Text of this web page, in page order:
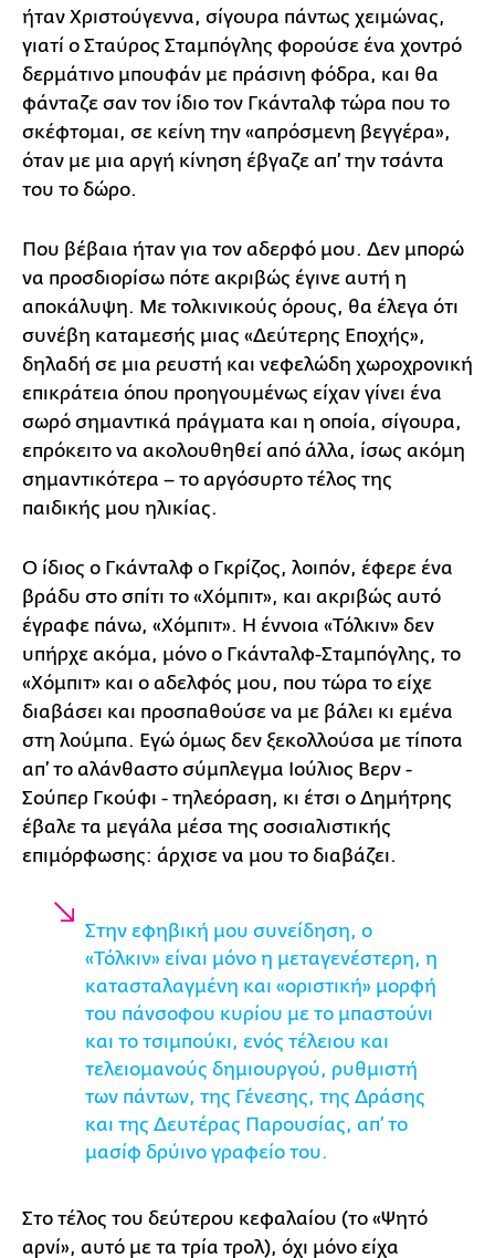
ήταν Χριστούγεννα, σίγουρα πάντως χειμώνας,
γιατί ο Σταύρος Σταμπόγλης φορούσε ένα χοντρό
δερμάτινο μπουφάν με πράσινη φόδρα, και θα
φάνταζε σαν τον ίδιο τον Γκάνταλφ τώρα που το
σκέφτομαι, σε κείνη την «απρόσμενη βεγγέρα»,
όταν με μια αργή κίνηση έβγαζε απ’ την τσάντα
του το δώρο.
Που βέβαια ήταν για τον αδερφό μου. Δεν μπορώ
να προσδιορίσω πότε ακριβώς έγινε αυτή η
αποκάλυψη. Με τολκινικούς όρους, θα έλεγα ότι
συνέβη καταμεσής μιας «Δεύτερης Εποχής»,
δηλαδή σε μια ρευστή και νεφελώδη χωροχρονική
επικράτεια όπου προηγουμένως είχαν γίνει ένα
σωρό σημαντικά πράγματα και η οποία, σίγουρα,
επρόκειτο να ακολουθηθεί από άλλα, ίσως ακόμη
σημαντικότερα – το αργόσυρτο τέλος της
παιδικής μου ηλικίας.
Ο ίδιος ο Γκάνταλφ ο Γκρίζος, λοιπόν, έφερε ένα
βράδυ στο σπίτι το «Χόμπιτ», και ακριβώς αυτό
έγραφε πάνω, «Χόμπιτ». Η έννοια «Τόλκιν» δεν
υπήρχε ακόμα, μόνο ο Γκάνταλφ-Σταμπόγλης, το
«Χόμπιτ» και ο αδελφός μου, που τώρα το είχε
διαβάσει και προσπαθούσε να με βάλει κι εμένα
στη λούμπα. Εγώ όμως δεν ξεκολλούσα με τίποτα
απ’ το αλάνθαστο σύμπλεγμα Ιούλιος Βερν -
Σούπερ Γκούφι - τηλεόραση, κι έτσι ο Δημήτρης
έβαλε τα μεγάλα μέσα της σοσιαλιστικής
επιμόρφωσης: άρχισε να μου το διαβάζει.
Στην εφηβική μου συνείδηση, ο
«Τόλκιν» είναι μόνο η μεταγενέστερη, η
κατασταλαγμένη και «οριστική» μορφή
του πάνσοφου κυρίου με το μπαστούνι
και το τσιμπούκι, ενός τέλειου και
τελειομανούς δημιουργού, ρυθμιστή
των πάντων, της Γένεσης, της Δράσης
και της Δευτέρας Παρουσίας, απ’ το
μασίφ δρύινο γραφείο του.
Στο τέλος του δεύτερου κεφαλαίου (το «Ψητό
αρνί», αυτό με τα τρία τρολ), όχι μόνο είχα